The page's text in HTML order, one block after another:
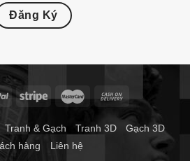
Đăng Ký
Tranh & Gạch Tranh 3D
Gạch 3D
hàng
Liên hệ